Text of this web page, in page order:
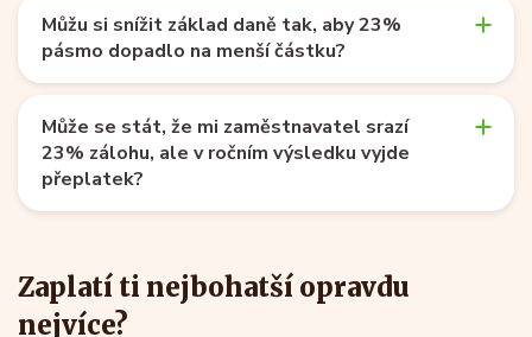
Můžu si snížit základ daně tak, aby 23%
pásmo dopadlo na menší částku?
Může se stát, že mi zaměstnavatel srazí
23% zálohu, ale v ročním výsledku vyjde
přeplatek?
Zaplatí ti nejbohatší opravdu
nejvíce?